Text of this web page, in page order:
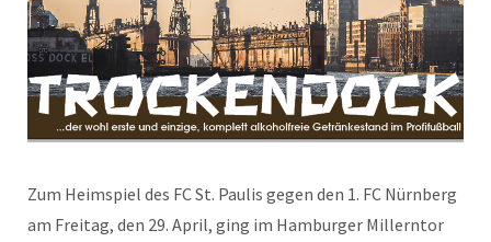
Zum Heimspiel des FC St. Paulis gegen den 1. FC Nürnberg
am Freitag, den 29. April, ging im Hamburger Millerntor